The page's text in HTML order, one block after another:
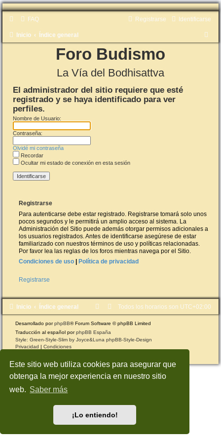
Este sitio web utiliza cookies para asegurar que
obtenga la mejor experiencia en nuestro sitio
web. Saber más
¡Lo entiendo!
FAQ Identificarse
Registrarse
Inicio Índice general
Foro Budismo
La Vía del Bodhisattva
El administrador del sitio requiere que esté
registrado y se haya identificado para ver
perfiles.
Nombre de Usuario:
Contraseña:
Olvidé mi contraseña
Recordar
Ocultar mi estado de conexión en esta sesión
Registrarse
Para autenticarse debe estar registrado. Registrarse tomará solo unos
pocos segundos y le permitirá un amplio acceso al sistema. La
Administración del Sitio puede además otorgar permisos adicionales a
los usuarios registrados. Antes de identificarse asegúrese de estar
familiarizado con nuestros términos de uso y políticas relacionadas.
Por favor lea las reglas de los foros mientras navega por el Sitio.
Condiciones de uso | Política de privacidad
Registrarse
Inicio Índice general Todos los horarios son UTC+02:00
Desarrollado porphpBB® Forum Software © phpBB Limited
Traducción al español porphpBB España
Style: Green-Style-Slim by Joyce&Luna phpBB-Style-Design
Privacidad | Condiciones